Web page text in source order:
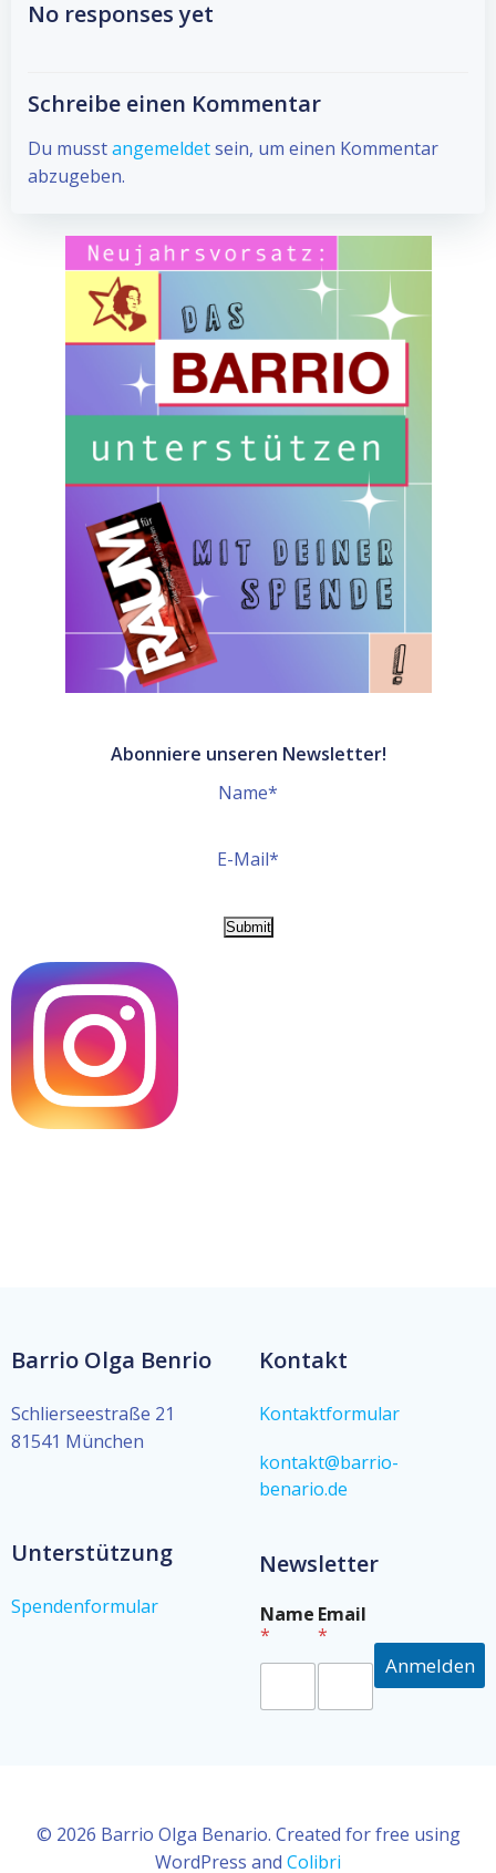
navigation
No responses yet
Schreibe einen Kommentar
Du musstangemeldetsein, um einen Kommentar
abzugeben.
Abonniere unseren Newsletter!
Name*
E-Mail*
Barrio Olga Benrio
Schlierseestraße 21
81541 München
Kontakt
Kontaktformular
kontakt@barrio-
benario.de
Unterstützung
Spendenformular
Newsletter
*
*
Name
*
Email
*
Anmelden
© 2026 Barrio Olga Benario. Created for free using
WordPress and Colibri